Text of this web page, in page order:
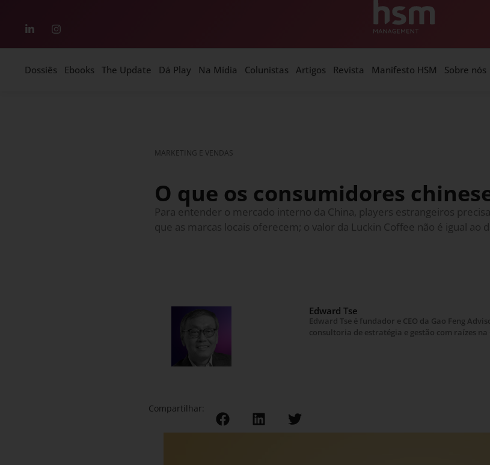
Dossiês Ebooks The Update Dá Play Na Mídia Colunistas Artigos Revista Manifesto HSM Sobre nós
MARKETING E VENDAS
O que os consumidores
Para entender o mercado interno da China, players estrangeiros
que as marcas locais oferecem; o valor da Luckin Coffee não é igual ao
Edward Tse
Edward Tse é fundador e CEO da Gao Feng
consultoria de estratégia e gestão com raízes na
Compartilhar: